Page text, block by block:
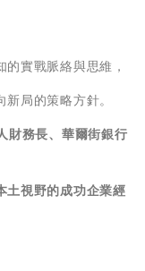
實戰脈絡與思維，
局的策略方針。
財務長、華爾街銀行
土視野的成功企業經